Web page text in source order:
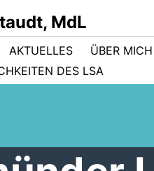
MdL
AKTUELLES ÜBER MICH
DES LSA